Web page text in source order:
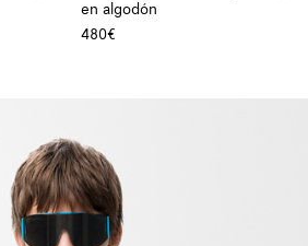
en algodón
480€